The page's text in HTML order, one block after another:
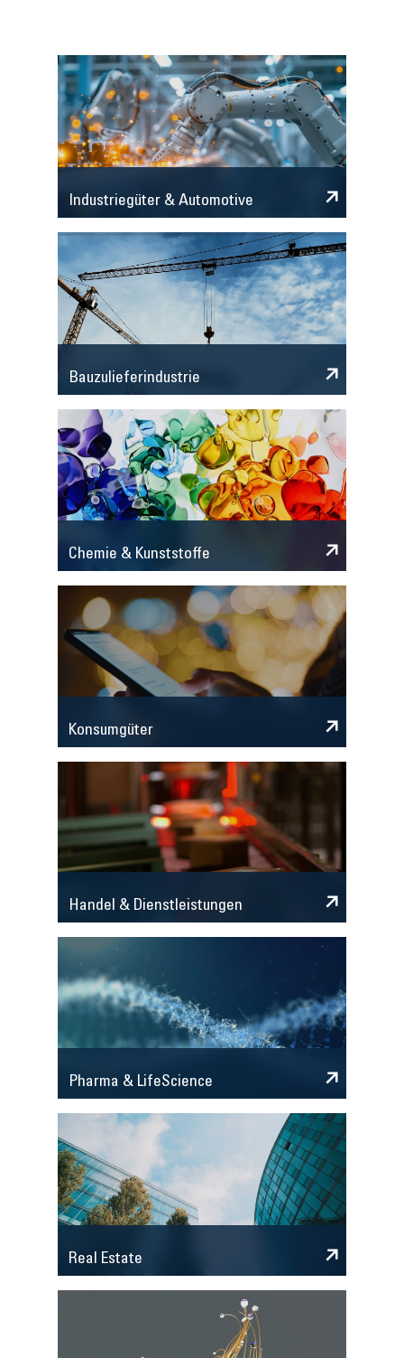
Industriegüter & Automotive
Bauzulieferindustrie
Chemie & Kunststoffe
Konsumgüter
Handel & Dienstleistungen
Pharma & LifeScience
Real Estate